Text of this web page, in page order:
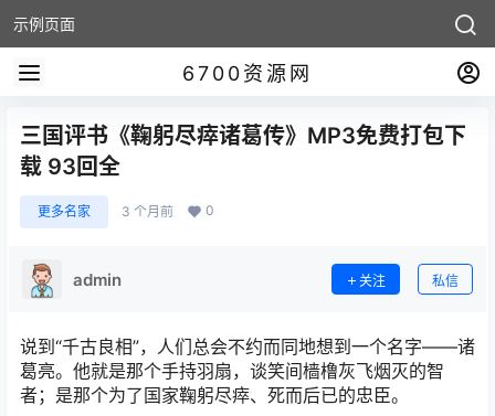
示例页面
6700资源网
三国评书《鞠躬尽瘁诸葛传》MP3免费打包下
载 93回全
更多名家 3 个月前 0
admin 关注 私信
说到“千古良相”，人们总会不约而同地想到一个名字——诸
葛亮。他就是那个手持羽扇，谈笑间樯橹灰飞烟灭的智
者；是那个为了国家鞠躬尽瘁、死而后已的忠臣。